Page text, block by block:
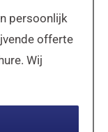
persoonlijk
offerte
Wij